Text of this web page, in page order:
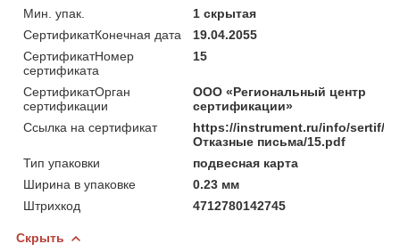
Мин. упак.
1 скрытая
СертификатКонечная дата
19.04.2055
СертификатНомер
сертификата
15
СертификатОрган
сертификации
ООО «Региональный центр
сертификации»
Ссылка на сертификат
https://instrument.ru/info/sertif/
Отказные письма/15.pdf
Тип упаковки
подвесная карта
Ширина в упаковке
0.23 мм
Штрихкод
4712780142745
Скрыть